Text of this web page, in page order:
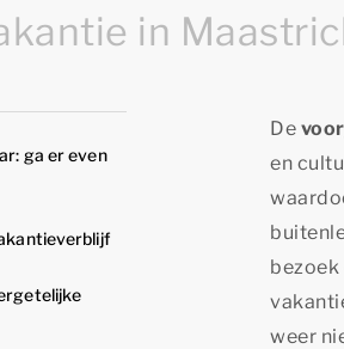
in
ga er even
De
en
bezoek
weer